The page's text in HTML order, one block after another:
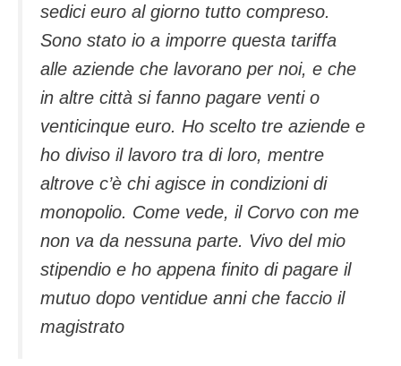
sedici euro al giorno tutto compreso.
Sono stato io a imporre questa tariffa
alle aziende che lavorano per noi, e che
in altre città si fanno pagare venti o
venticinque euro. Ho scelto tre aziende e
ho diviso il lavoro tra di loro, mentre
altrove c’è chi agisce in condizioni di
monopolio. Come vede, il Corvo con me
non va da nessuna parte. Vivo del mio
stipendio e ho appena finito di pagare il
mutuo dopo ventidue anni che faccio il
magistrato